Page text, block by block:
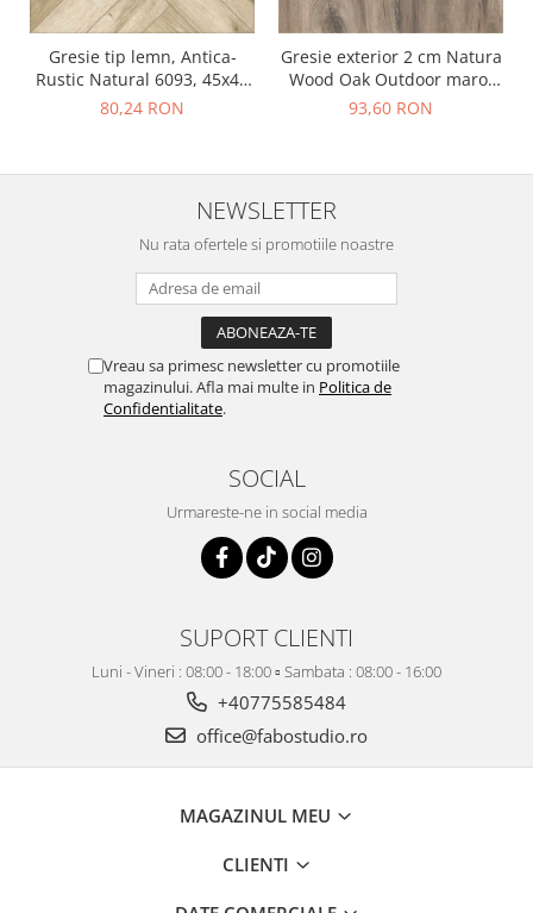
Gresie tip lemn, Antica-
Rustic Natural 6093, 45x45
cm, portelanata, bej, finisaj
80,24 RON
Gresie exterior 2 cm Natura
Wood Oak Outdoor maro,
0.73mp/cut
93,60 RON
NEWSLETTER
Nu rata ofertele si promotiile noastre
Vreau sa primesc newsletter cu promotiile
magazinului. Afla mai multe in Politica de
Confidentialitate.
SOCIAL
Urmareste-ne in social media
SUPORT CLIENTI
Luni - Vineri : 08:00 - 18:00 ▫️ Sambata : 08:00 - 16:00
+40775585484
office@fabostudio.ro
MAGAZINUL MEU
CLIENTI